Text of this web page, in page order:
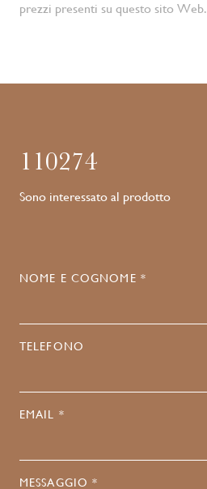
prezzi presenti su questo sito Web.
110274
Sono interessato al prodotto
NOME E COGNOME *
TELEFONO
EMAIL *
MESSAGGIO *